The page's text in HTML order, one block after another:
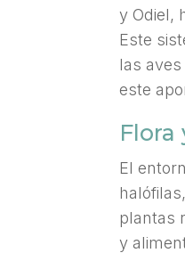
y Odiel,
Este
las
este
Flora
El
plantas
y